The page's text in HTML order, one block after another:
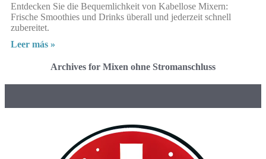
Entdecken Sie die Bequemlichkeit von Kabellose Mixern:
Frische Smoothies und Drinks überall und jederzeit schnell
zubereitet.
Leer más »
Archives for Mixen ohne Stromanschluss